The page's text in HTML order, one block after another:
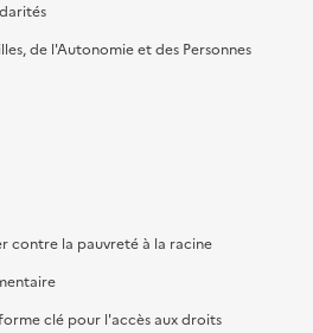
de l'Autonomie et des Personnes
contre la pauvreté à la racine
clé pour l'accès aux droits